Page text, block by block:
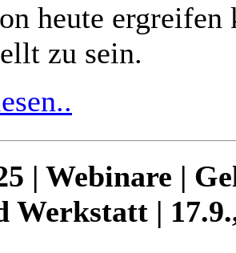
heute
zu sein.
| Webinare |
Werkstatt |